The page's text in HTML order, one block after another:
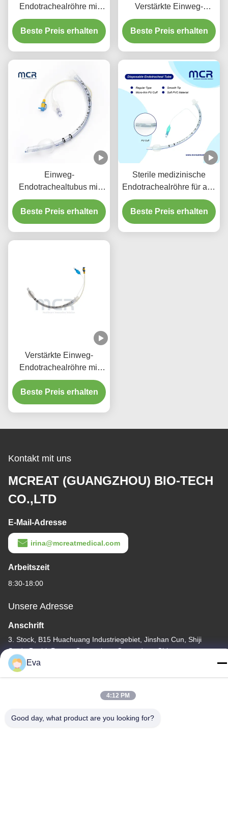
Endotrachealröhre mit
Sauganschluss zur VAP-
Prävention
Beste Preis erhalten
Verstärkte Einweg-
Endotrachealröhre
DEHP-frei
Beste Preis erhalten
Einweg-
Endotrachealtubus mit
Absauganschluss -
DEHP-freies,
transparentes PVC für
Beste Preis erhalten
Sterile medizinische
Endotrachealröhre für alle
Größen mit CE ISO
Beste Preis erhalten
Verstärkte Einweg-
Endotrachealröhre mit
Mikro-Dünnen-PU-
Manschetten für den
Sauganschluss
Beste Preis erhalten
Kontakt mit uns
MCREAT (GUANGZHOU) BIO-TECH
CO.,LTD
E-Mail-Adresse
irina@mcreatmedical.com
Arbeitszeit
8:30-18:00
Unsere Adresse
Anschrift
3. Stock, B15 Huachuang Industriegebiet, Jinshan Cun, Shiji
Stadt, Bezirk Panyu, Guangzhou, Guangdong China
Tel.
Eva
4:12 PM
Good day, what product are you looking for?